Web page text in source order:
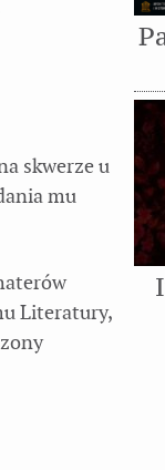
skwerze u
mu
Literatury,